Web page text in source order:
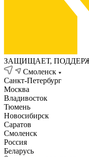
ЗАЩИЩАЕТ,
Смоленск
Санкт-Петербург
Москва
Владивосток
Тюмень
Новосибирск
Саратов
Смоленск
Россия
Беларусь